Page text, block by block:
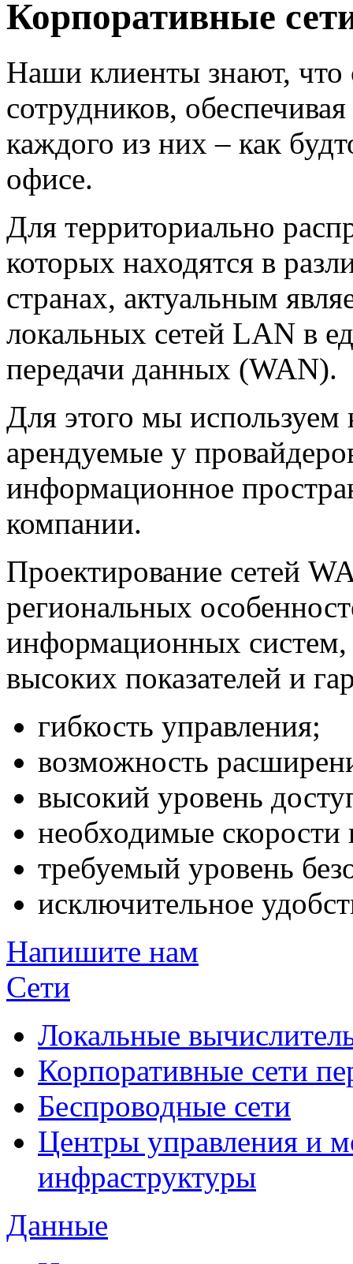
Корпоративные
Наши клиенты знают, что
сотрудников,
каждого из них – как
офисе.
Для территориально
которых находятся в
странах, актуальным
локальных сетей LAN в
передачи данных (WAN).
Для этого мы
арендуемые у
информационное
компании.
Проектирование сетей
региональных
информационных систем,
высоких показателей и
гибкость управления;
возможность
высокий уровень
необходимые скорости
требуемый уровень
исключительное
Напишите нам
Сети
Локальные
Корпоративные сети
Беспроводные сети
Центры управления и
инфраструктуры
Данные